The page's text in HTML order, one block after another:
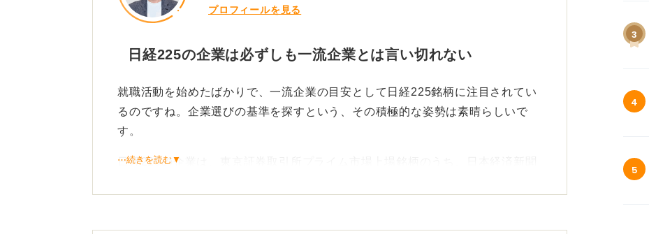
プロフィールを見る
日経225の企業は必ずしも一流企業とは言い切れない
就職活動を始めたばかりで、一流企業の目安として日経225銘柄に注目されてい
るのですね。企業選びの基準を探すという、その積極的な姿勢は素晴らしいで
す。
日経225の企業は、東京証券取引所プライム市場上場銘柄のうち、日本経済新聞
知名度、規模、安定性、業界内での影響力といった点で、高い水準にある企業が
⋯続きを読む▼
3
4
5